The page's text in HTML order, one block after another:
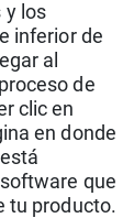
y los
inferior de
al
de
clic en
en donde
que
tu producto.